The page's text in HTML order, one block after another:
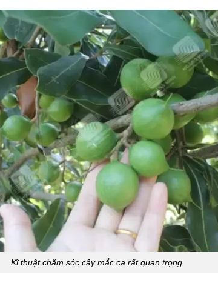
Kĩ thuật chăm sóc cây mắc ca rất quan trọng